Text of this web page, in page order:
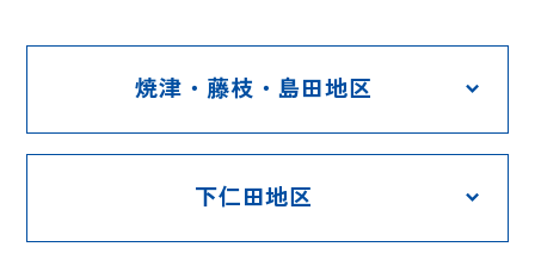
焼津・藤枝・島田地区
下仁田地区